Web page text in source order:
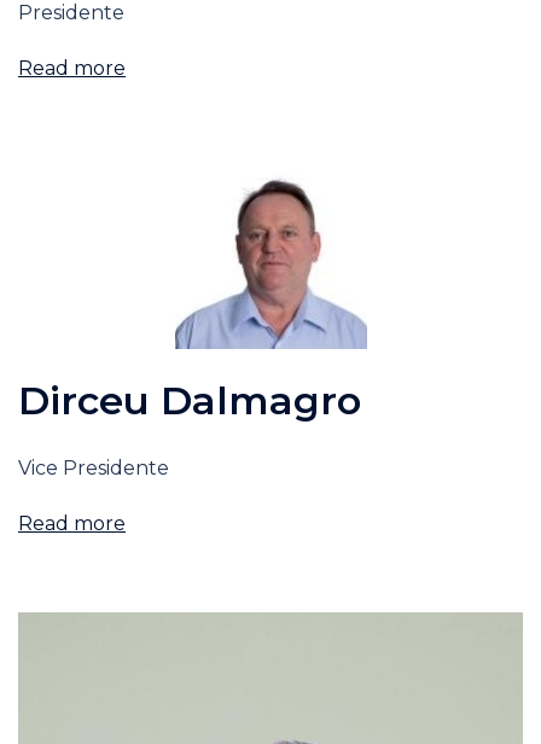
Presidente
Read more
Dirceu Dalmagro
Vice Presidente
Read more